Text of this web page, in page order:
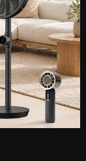
za čišćenje